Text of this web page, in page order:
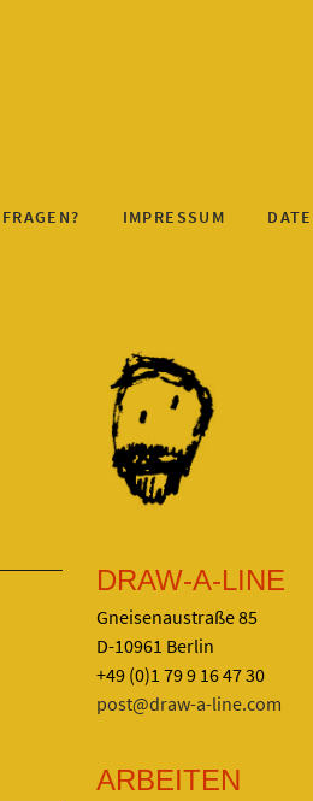
FRAGEN? IMPRESSUM
DRAW-A-LINE
Gneisenaustraße 85
D-10961 Berlin
+49 (0)1 79 9 16 47 30
post@draw-a-line.com
ARBEITEN